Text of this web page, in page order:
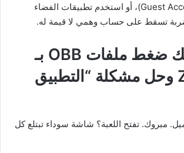
“حساب زائر” (Guest Account)، أو استخدم تطبيقات الفضاء
تسقط على حساب وهمي لا قيمة له.
التشغيل: فك ضغط ملفات OBB بـ
ZArchiver وحل مشكلة “التطبيق
مبروك. تفتح اللعبة؟ شاشة سوداء تبتلع كل